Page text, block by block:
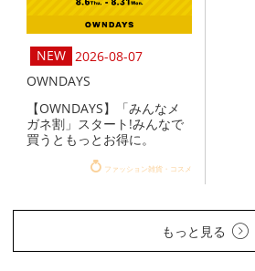
2026-08-07
OWNDAYS
【OWNDAYS】「みんなメ
ガネ割」スタート!みんなで
買うともっとお得に。
ファッション雑貨・コスメ
もっと見る